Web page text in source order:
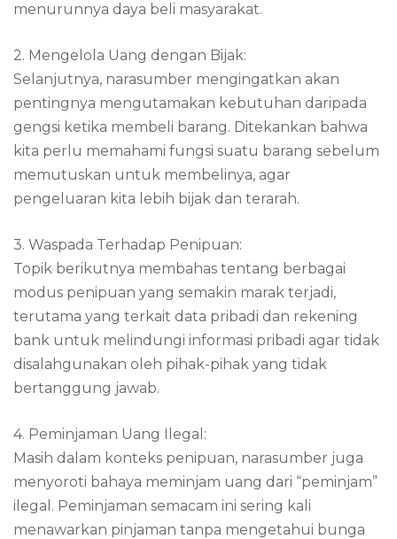
menurunnya daya beli masyarakat.
2. Mengelola Uang dengan Bijak:
Selanjutnya, narasumber mengingatkan akan
pentingnya mengutamakan kebutuhan daripada
gengsi ketika membeli barang. Ditekankan bahwa
kita perlu memahami fungsi suatu barang sebelum
memutuskan untuk membelinya, agar
pengeluaran kita lebih bijak dan terarah.
3. Waspada Terhadap Penipuan:
Topik berikutnya membahas tentang berbagai
modus penipuan yang semakin marak terjadi,
terutama yang terkait data pribadi dan rekening
bank untuk melindungi informasi pribadi agar tidak
disalahgunakan oleh pihak-pihak yang tidak
bertanggung jawab.
4. Peminjaman Uang Ilegal:
Masih dalam konteks penipuan, narasumber juga
menyoroti bahaya meminjam uang dari “peminjam”
ilegal. Peminjaman semacam ini sering kali
menawarkan pinjaman tanpa mengetahui bunga